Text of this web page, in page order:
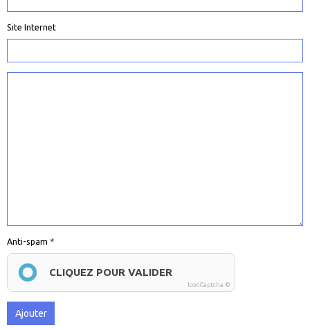
Site Internet
Anti-spam
CLIQUEZ POUR VALIDER
IconCaptcha ©
Ajouter